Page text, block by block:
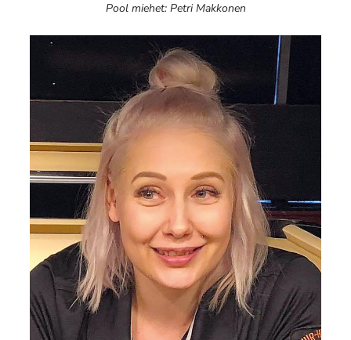
Pool miehet: Petri Makkonen